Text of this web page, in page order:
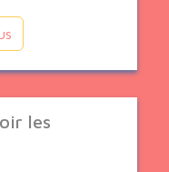
les